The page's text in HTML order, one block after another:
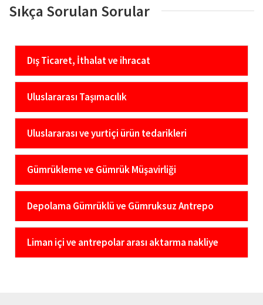
Sıkça Sorulan Sorular
Dış Ticaret, İthalat ve ihracat
Uluslararası Taşımacılık
Uluslararası ve yurtiçi ürün tedarikleri
Gümrükleme ve Gümrük Müşavirliği
Depolama Gümrüklü ve Gümruksuz Antrepo
Liman içi ve antrepolar arası aktarma nakliye